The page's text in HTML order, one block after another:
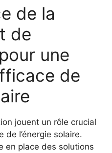
de la
de
une
de
jouent un rôle crucial⁢
de l’énergie ⁢solaire.
en place des solutions